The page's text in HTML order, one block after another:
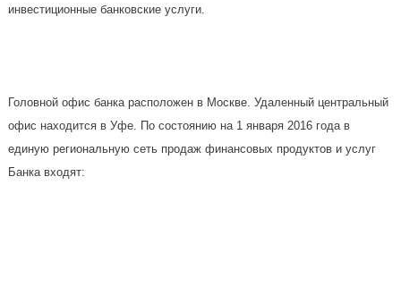
инвестиционные банковские услуги.
Головной офис банка расположен в Москве. Удаленный центральный
офис находится в Уфе. По состоянию на 1 января 2016 года в
единую региональную сеть продаж финансовых продуктов и услуг
Банка входят: